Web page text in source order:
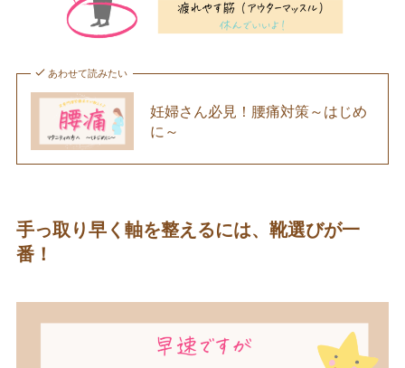
あわせて読みたい
妊婦さん必見！腰痛対策～はじめ
に～
手っ取り早く軸を整えるには、靴選びが一
番！